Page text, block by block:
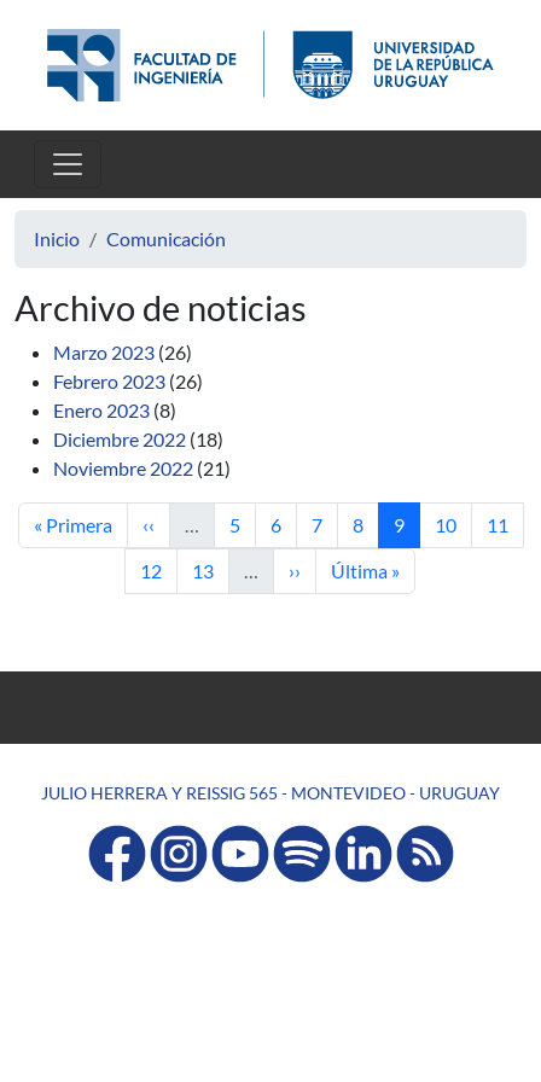
Inicio Comunicación
Archivo de noticias
Marzo 2023 (26)
Febrero 2023 (26)
Enero 2023 (8)
Diciembre 2022 (18)
Noviembre 2022 (21)
Primera página
« Primera Página anterior
‹‹ … Página
5 Página
6 Página
7 Página
8 Página actual
9 Página
10 Página
11
Página
12 Página
13 … Siguiente página
›› Última página
Última »
JULIO HERRERA Y REISSIG 565 - MONTEVIDEO - URUGUAY